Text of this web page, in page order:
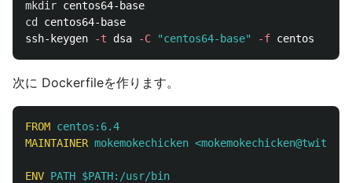
mkdir
cd centos64-base
ssh-keygen
-t dsa -C "centos64-base" -f
次に Dockerfileを作ります。
FROM centos:6.4
MAINTAINER mokemokechicken <mokemokechicken@twitter>
ENV PATH $PATH:/usr/bin